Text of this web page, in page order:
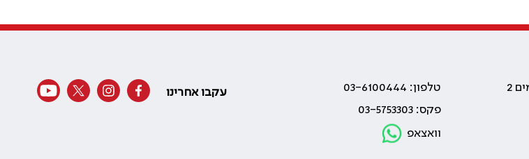
טלפון: 03-6100444
פקס: 03-5753303
וואצאפ
עקבו אחרינו